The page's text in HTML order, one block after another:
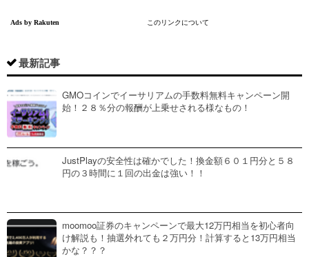
最新記事
GMOコインでイーサリアムの手数料無料キャンペーン開
始！２８％分の報酬が上乗せされる様なもの！
JustPlayの安全性は確かでした！換金額６０１円分と５８
円の３時間に１回の出金は強い！！
moomoo証券のキャンペーンで最大12万円相当を初心者向
け解説も！抽選外れても２万円分！計算すると13万円相当
かな？？？